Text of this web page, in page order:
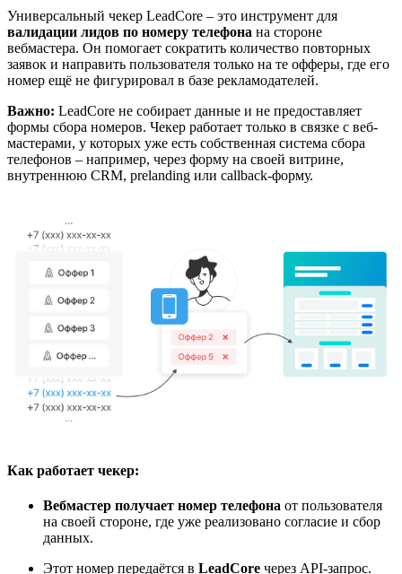
Универсальный чекер LeadCore – это инструмент для
валидации лидов по номеру телефона на стороне
вебмастера. Он помогает сократить количество повторных
заявок и направить пользователя только на те офферы, где его
номер ещё не фигурировал в базе рекламодателей.
Важно: LeadCore не собирает данные и не предоставляет
формы сбора номеров. Чекер работает только в связке с веб-
мастерами, у которых уже есть собственная система сбора
телефонов – например, через форму на своей витрине,
внутреннюю CRM, prelanding или callback-форму.
Как работает чекер:
Вебмастер получает номер телефона от пользователя
на своей стороне, где уже реализовано согласие и сбор
данных.
Этот номер передаётся в LeadCore через API-запрос.